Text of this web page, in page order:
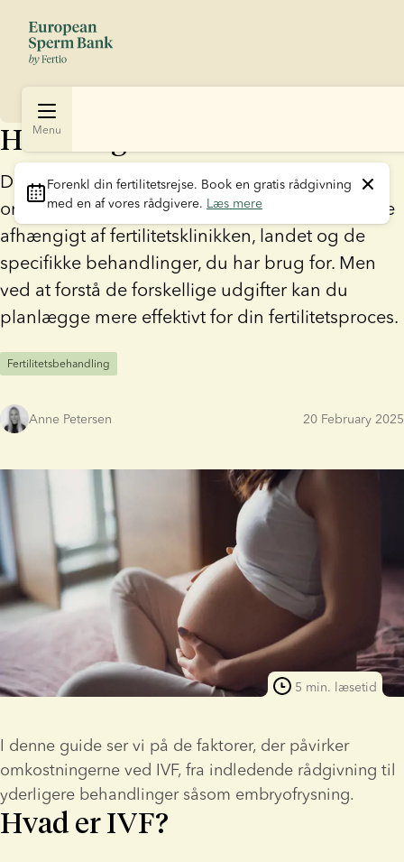
Menu
Forenkl din fertilitetsrejse. Book en gratis rådgivning
med en af vores rådgivere. Læs mere
Hvor meget koster IVF?
Det er ikke altid let at få et klart overblik over
omkostningerne ved IVF, da priserne kan variere
afhængigt af fertilitetsklinikken, landet og de
specifikke behandlinger, du har brug for. Men
ved at forstå de forskellige udgifter kan du
planlægge mere effektivt for din fertilitetsproces.
Fertilitetsbehandling
Anne Petersen 20 February 2025
5 min. læsetid
I denne guide ser vi på de faktorer, der påvirker
omkostningerne ved IVF, fra indledende rådgivning til
yderligere behandlinger såsom embryofrysning.
Hvad er IVF?